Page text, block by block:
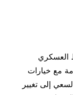
العسكري
مع خيارات
إلى تغيير